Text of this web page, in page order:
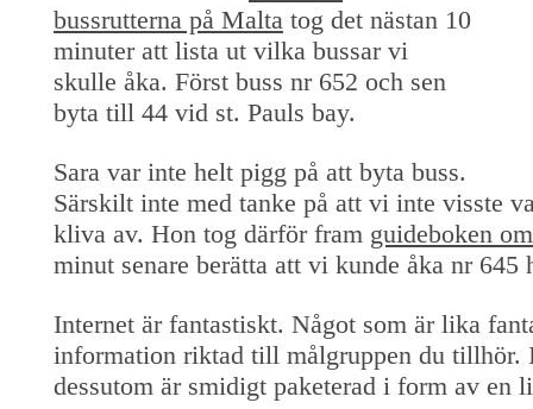
bussrutterna på Malta tog det nästan 10
minuter att lista ut vilka bussar vi
skulle åka. Först buss nr 652 och sen
byta till 44 vid st. Pauls bay.
Sara var inte helt pigg på att byta buss.
Särskilt inte med tanke på att vi inte visste
kliva av. Hon tog därför fram guideboken
minut senare berätta att vi kunde åka nr 645
Internet är fantastiskt. Något som är lika
information riktad till målgruppen du tillhör.
dessutom är smidigt paketerad i form av en